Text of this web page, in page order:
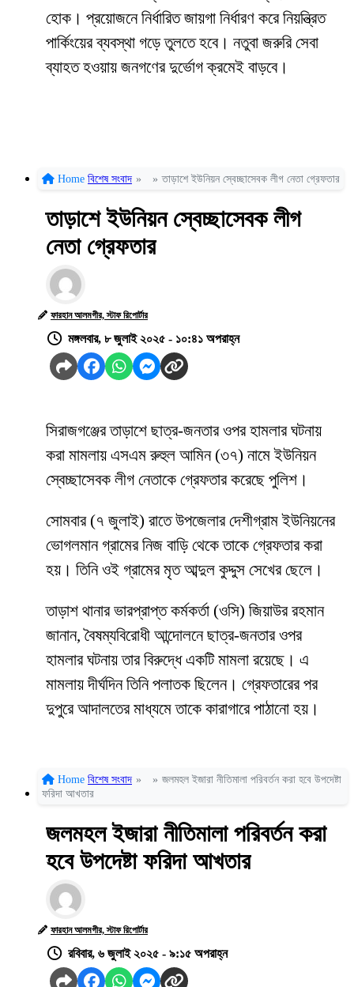
হোক। প্রয়োজনে নির্ধারিত জায়গা নির্ধারণ করে নিয়ন্ত্রিত
পার্কিংয়ের ব্যবস্থা গড়ে তুলতে হবে। নতুবা জরুরি সেবা
ব্যাহত হওয়ায় জনগণের দুর্ভোগ ক্রমেই বাড়বে।
Home বিশেষ সংবাদ » » তাড়াশে ইউনিয়ন স্বেচ্ছাসেবক লীগ নেতা গ্রেফতার
তাড়াশে ইউনিয়ন স্বেচ্ছাসেবক লীগ
নেতা গ্রেফতার
ফারহান আলমগীর, স্টাফ রিপোর্টার
মঙ্গলবার, ৮ জুলাই ২০২৫ - ১০:৪১ অপরাহ্ন
সিরাজগঞ্জের তাড়াশে ছাত্র-জনতার ওপর হামলার ঘটনায়
করা মামলায় এসএম রুহুল আমিন (৩৭) নামে ইউনিয়ন
স্বেচ্ছাসেবক লীগ নেতাকে গ্রেফতার করেছে পুলিশ।
সোমবার (৭ জুলাই) রাতে উপজেলার দেশীগ্রাম ইউনিয়নের
ভোগলমান গ্রামের নিজ বাড়ি থেকে তাকে গ্রেফতার করা
হয়। তিনি ওই গ্রামের মৃত আব্দুল কুদ্দুস সেখের ছেলে।
তাড়াশ থানার ভারপ্রাপ্ত কর্মকর্তা (ওসি) জিয়াউর রহমান
জানান, বৈষম্যবিরোধী আন্দোলনে ছাত্র-জনতার ওপর
হামলার ঘটনায় তার বিরুদ্ধে একটি মামলা রয়েছে। এ
মামলায় দীর্ঘদিন তিনি পলাতক ছিলেন। গ্রেফতারের পর
দুপুরে আদালতের মাধ্যমে তাকে কারাগারে পাঠানো হয়।
Home বিশেষ সংবাদ » » জলমহল ইজারা নীতিমালা পরিবর্তন করা হবে উপদেষ্টা
ফরিদা আখতার
জলমহল ইজারা নীতিমালা পরিবর্তন করা
হবে উপদেষ্টা ফরিদা আখতার
ফারহান আলমগীর, স্টাফ রিপোর্টার
রবিবার, ৬ জুলাই ২০২৫ - ৯:১৫ অপরাহ্ন